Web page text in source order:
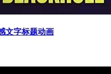
文字标题动画